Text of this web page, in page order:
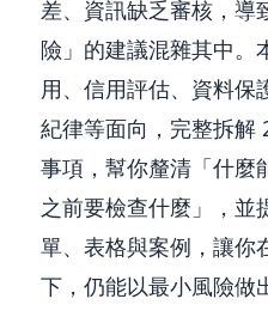
差、資訊缺乏審核，導
險」的建議混雜其中。
用、信用評估、資料保
紀律等面向，完整拆解
事項，幫你釐清「什麼
之前要檢查什麼」，並
單、表格與案例，讓你
下，仍能以最小風險做